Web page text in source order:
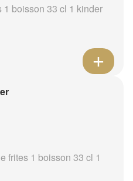
1 boisson 33 cl 1 kinder
frites 1 boisson 33 cl 1